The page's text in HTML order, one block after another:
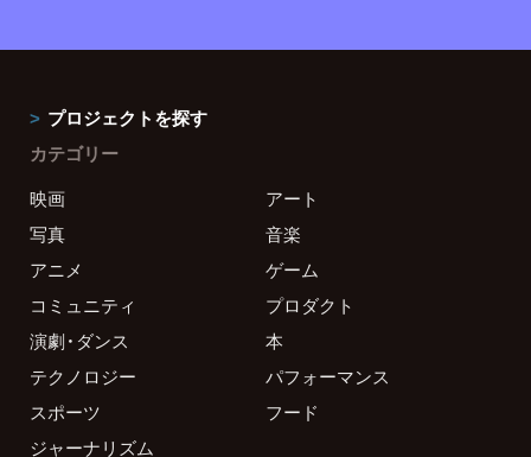
プロジェクトを探す
カテゴリー
映画
アート
写真
音楽
アニメ
ゲーム
コミュニティ
プロダクト
演劇・ダンス
本
テクノロジー
パフォーマンス
スポーツ
フード
ジャーナリズム